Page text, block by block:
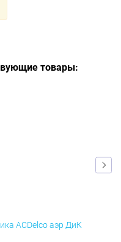
товары:
ACDelco аэр ДиК